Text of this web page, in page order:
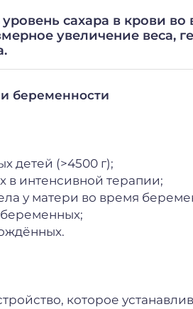
сахара в крови во
увеличение веса,
беременности
детей (>4500 г);
интенсивной терапии;
у матери во время
которое